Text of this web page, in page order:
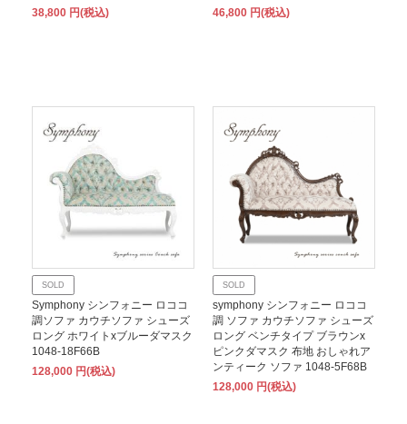
38,800 円(税込)
46,800 円(税込)
SOLD
Symphony シンフォニー ロココ
調ソファ カウチソファ シューズ
ロング ホワイトxブルーダマスク
1048-18F66B
128,000 円(税込)
SOLD
symphony シンフォニー ロココ
調 ソファ カウチソファ シューズ
ロング ベンチタイプ ブラウンx
ピンクダマスク 布地 おしゃれア
ンティーク ソファ 1048-5F68B
128,000 円(税込)